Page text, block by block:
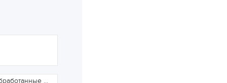
Щебеночные покрытия, не обработанные вяжущими